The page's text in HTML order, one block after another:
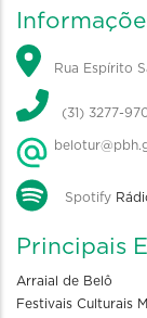
Rua Espírito
(31) 3277-
Spotify
Principais
Arraial de Belô
Festivais Culturais